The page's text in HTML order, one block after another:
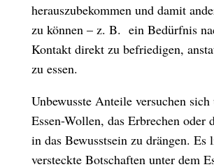
herauszubekommen und damit
zu können – z. B. ein Bedürfnis
Kontakt direkt zu befriedigen,
zu essen.
Unbewusste Anteile versuchen sich
Essen-Wollen, das Erbrechen oder
in das Bewusstsein zu drängen. Es
versteckte Botschaften unter dem